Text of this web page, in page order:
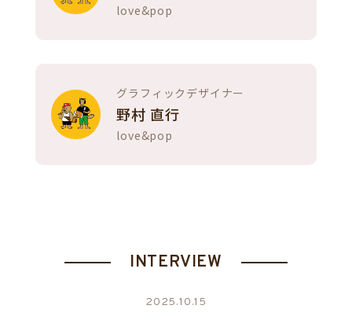
love&pop
グラフィックデザイナー
野村 直行
love&pop
INTERVIEW
2025.10.15